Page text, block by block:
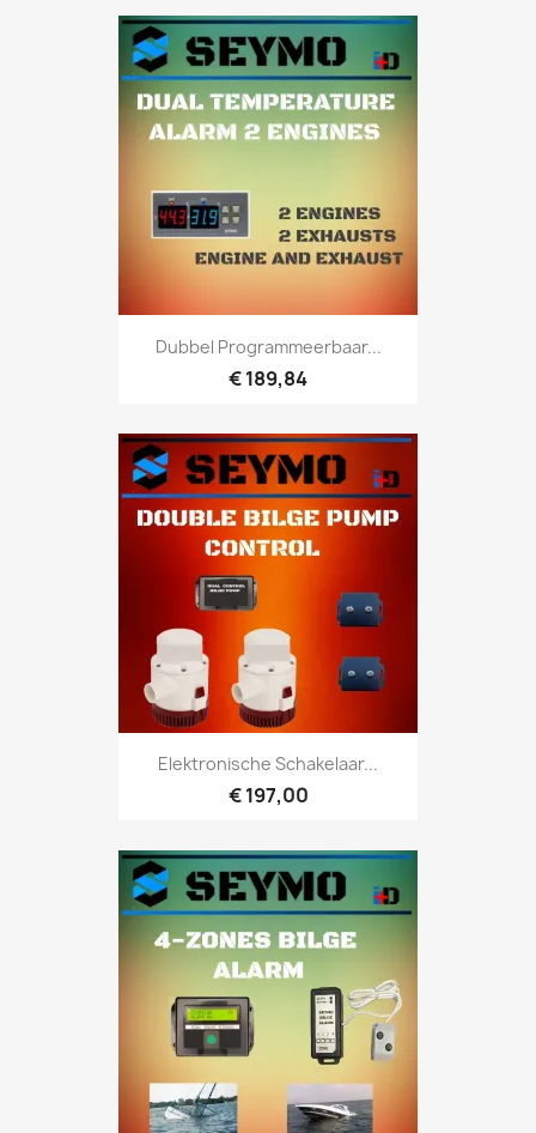
Dubbel Programmeerbaar...
€ 189,84
Elektronische Schakelaar...
€ 197,00